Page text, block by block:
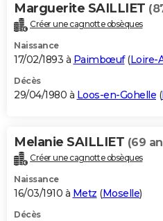
Marguerite SAILLIET
Créer une cagnotte obsèques
Naissance
17/02/1893 à Paimbœuf(Loire-
Décès
29/04/1980 à Loos-en-Gohelle (
Melanie SAILLIET (69
Créer une cagnotte obsèques
Naissance
16/03/1910 à Metz (Moselle)
Décès